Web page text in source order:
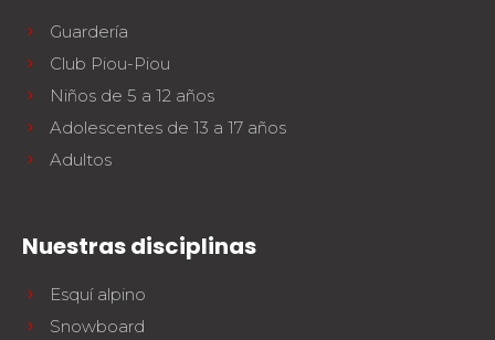
Guardería
Club Piou-Piou
Niños de 5 a 12 años
Adolescentes de 13 a 17 años
Adultos
Nuestras disciplinas
Esquí alpino
Snowboard